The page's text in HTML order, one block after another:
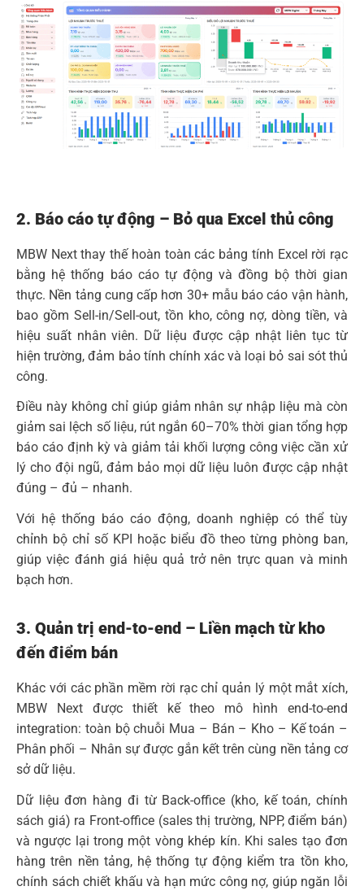
2. Báo cáo tự động – Bỏ qua Excel thủ công
MBW Next thay thế hoàn toàn các bảng tính Excel rời rạc
bằng hệ thống báo cáo tự động và đồng bộ thời gian
thực. Nền tảng cung cấp hơn 30+ mẫu báo cáo vận hành,
bao gồm Sell-in/Sell-out, tồn kho, công nợ, dòng tiền, và
hiệu suất nhân viên. Dữ liệu được cập nhật liên tục từ
hiện trường, đảm bảo tính chính xác và loại bỏ sai sót thủ
công.
Điều này không chỉ giúp giảm nhân sự nhập liệu mà còn
giảm sai lệch số liệu, rút ngắn 60–70% thời gian tổng hợp
báo cáo định kỳ và giảm tải khối lượng công việc cần xử
lý cho đội ngũ, đảm bảo mọi dữ liệu luôn được cập nhật
đúng – đủ – nhanh.
Với hệ thống báo cáo động, doanh nghiệp có thể tùy
chỉnh bộ chỉ số KPI hoặc biểu đồ theo từng phòng ban,
giúp việc đánh giá hiệu quả trở nên trực quan và minh
bạch hơn.
3. Quản trị end-to-end – Liền mạch từ kho
đến điểm bán
Khác với các phần mềm rời rạc chỉ quản lý một mắt xích,
MBW Next được thiết kế theo mô hình end-to-end
integration: toàn bộ chuỗi Mua – Bán – Kho – Kế toán –
Phân phối – Nhân sự được gắn kết trên cùng nền tảng cơ
sở dữ liệu.
Dữ liệu đơn hàng đi từ Back-office (kho, kế toán, chính
sách giá) ra Front-office (sales thị trường, NPP, điểm bán)
và ngược lại trong một vòng khép kín. Khi sales tạo đơn
hàng trên nền tảng, hệ thống tự động kiểm tra tồn kho,
chính sách chiết khấu và hạn mức công nợ, giúp ngăn lỗi